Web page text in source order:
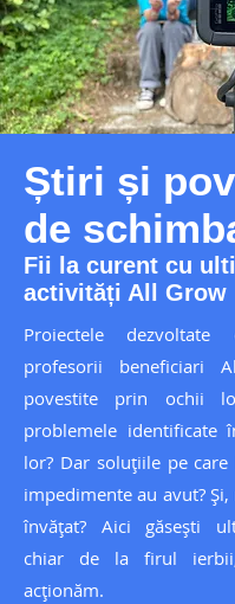
Știri și
de
Fii la curent cu
activități All Grow
Proiectele
profesorii beneficiari
povestite prin ochii
problemele identificate
lor? Dar soluțiile pe care
impedimente au avut? Și,
învățat? Aici găsești
chiar de la firul
acționăm.